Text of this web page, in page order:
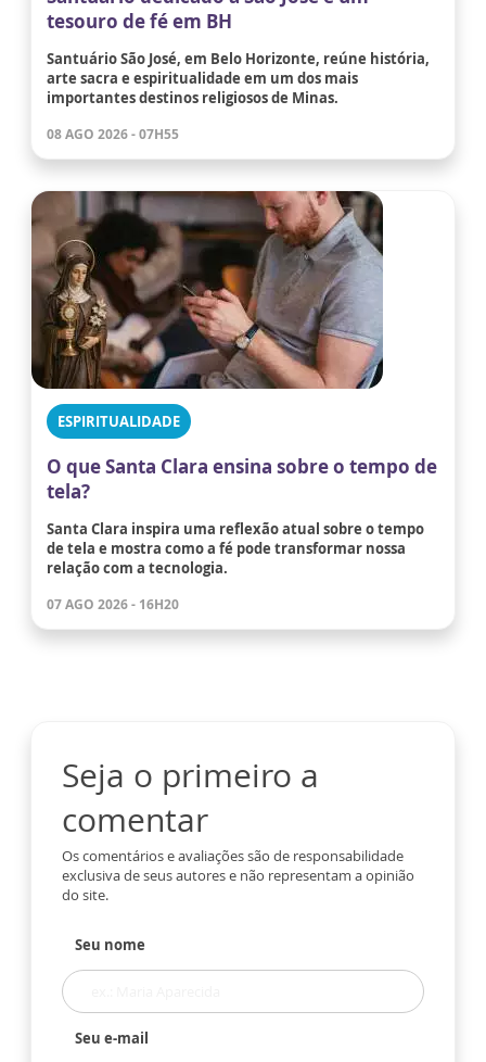
tesouro de fé em BH
Santuário São José, em Belo Horizonte, reúne história,
arte sacra e espiritualidade em um dos mais
importantes destinos religiosos de Minas.
08 AGO 2026 - 07H55
ESPIRITUALIDADE
O que Santa Clara ensina sobre o tempo de
tela?
Santa Clara inspira uma reflexão atual sobre o tempo
de tela e mostra como a fé pode transformar nossa
relação com a tecnologia.
07 AGO 2026 - 16H20
Seja o primeiro a
comentar
Os comentários e avaliações são de responsabilidade
exclusiva de seus autores e não representam a opinião
do site.
Seu nome
Seu e-mail